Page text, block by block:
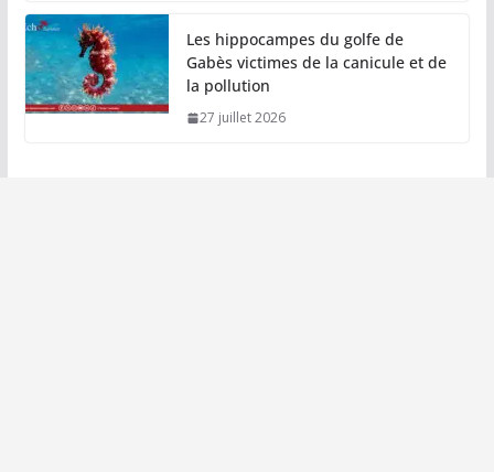
Les hippocampes du golfe de
Gabès victimes de la canicule et de
la pollution
27 juillet 2026